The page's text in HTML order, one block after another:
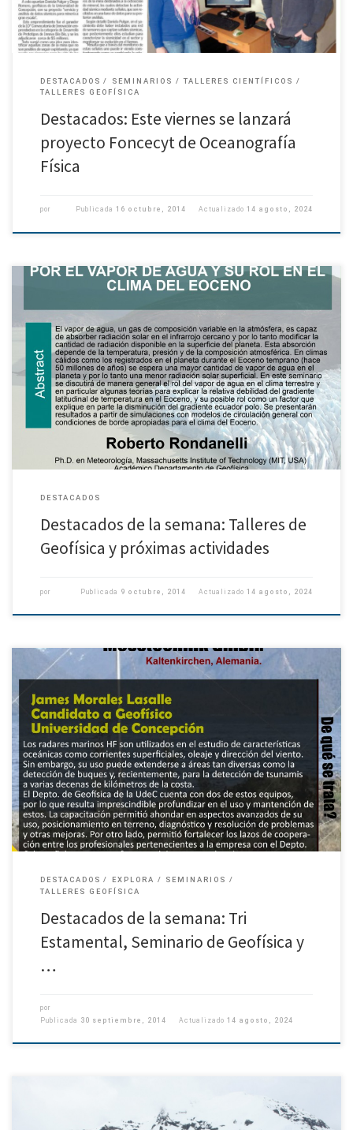
DESTACADOS SEMINARIOS
TALLERES CIENTÍFICOS
TALLERES GEOFÍSICA
Destacados: Este viernes se lanzará
proyecto Foncecyt de Oceanografía
Física
por Publicada16 octubre, 2014 Actualizado14 agosto, 2024
Seminario de Geofísica: Absorción de la radiación solar por el vapor de
agua y su rol en el clima del Eoceno El Departamento de Geofísica de la
UdeC (DGEO) extiende […]
DESTACADOS
Destacados de la semana: Talleres de
Geofísica y próximas actividades
por Publicada 9 octubre, 2014 Actualizado14 agosto, 2024
Segundo Tri Estamental de Geofísica El Director de Departamento, Profesor
Oscar Pizarro, junto con Eric Cárdenas, representante de estudiantes, y de
Freddy Echeverría, representante de los funcionarios del DGEO, convocan
al […]
DESTACADOS EXPLORA
SEMINARIOS
TALLERES GEOFÍSICA
Destacados de la semana: Tri
Estamental, Seminario de Geofísica y
…
por
Publicada 30 septiembre, 2014 Actualizado 14 agosto, 2024